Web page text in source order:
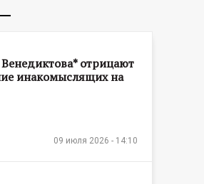
отрицают
инакомыслящих на
09 июля 2026 - 14:10